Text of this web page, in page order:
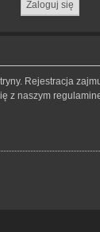
Rejestracja
z naszym